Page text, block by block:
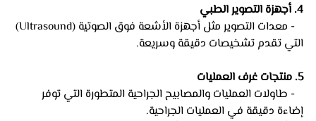
4. أجهزة التصوير الطبي
   - معدات التصوير مثل أجهزة الأشعة فوق الصوتية (Ultrasound)
التي تقدم تشخيصات دقيقة وسريعة.
5. منتجات غرف العمليات
   - طاولات العمليات والمصابيح الجراحية المتطورة التي توفر
إضاءة دقيقة في العمليات الجراحية.